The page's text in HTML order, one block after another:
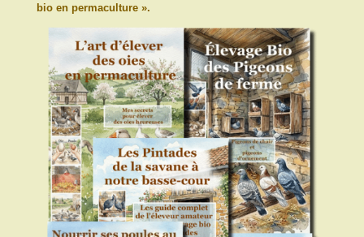
bio en permaculture ».